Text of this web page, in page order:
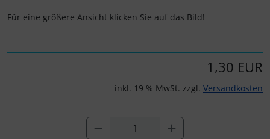
Für eine größere Ansicht klicken Sie auf das Bild!
1,30 EUR
inkl. 19 % MwSt. zzgl. Versandkosten